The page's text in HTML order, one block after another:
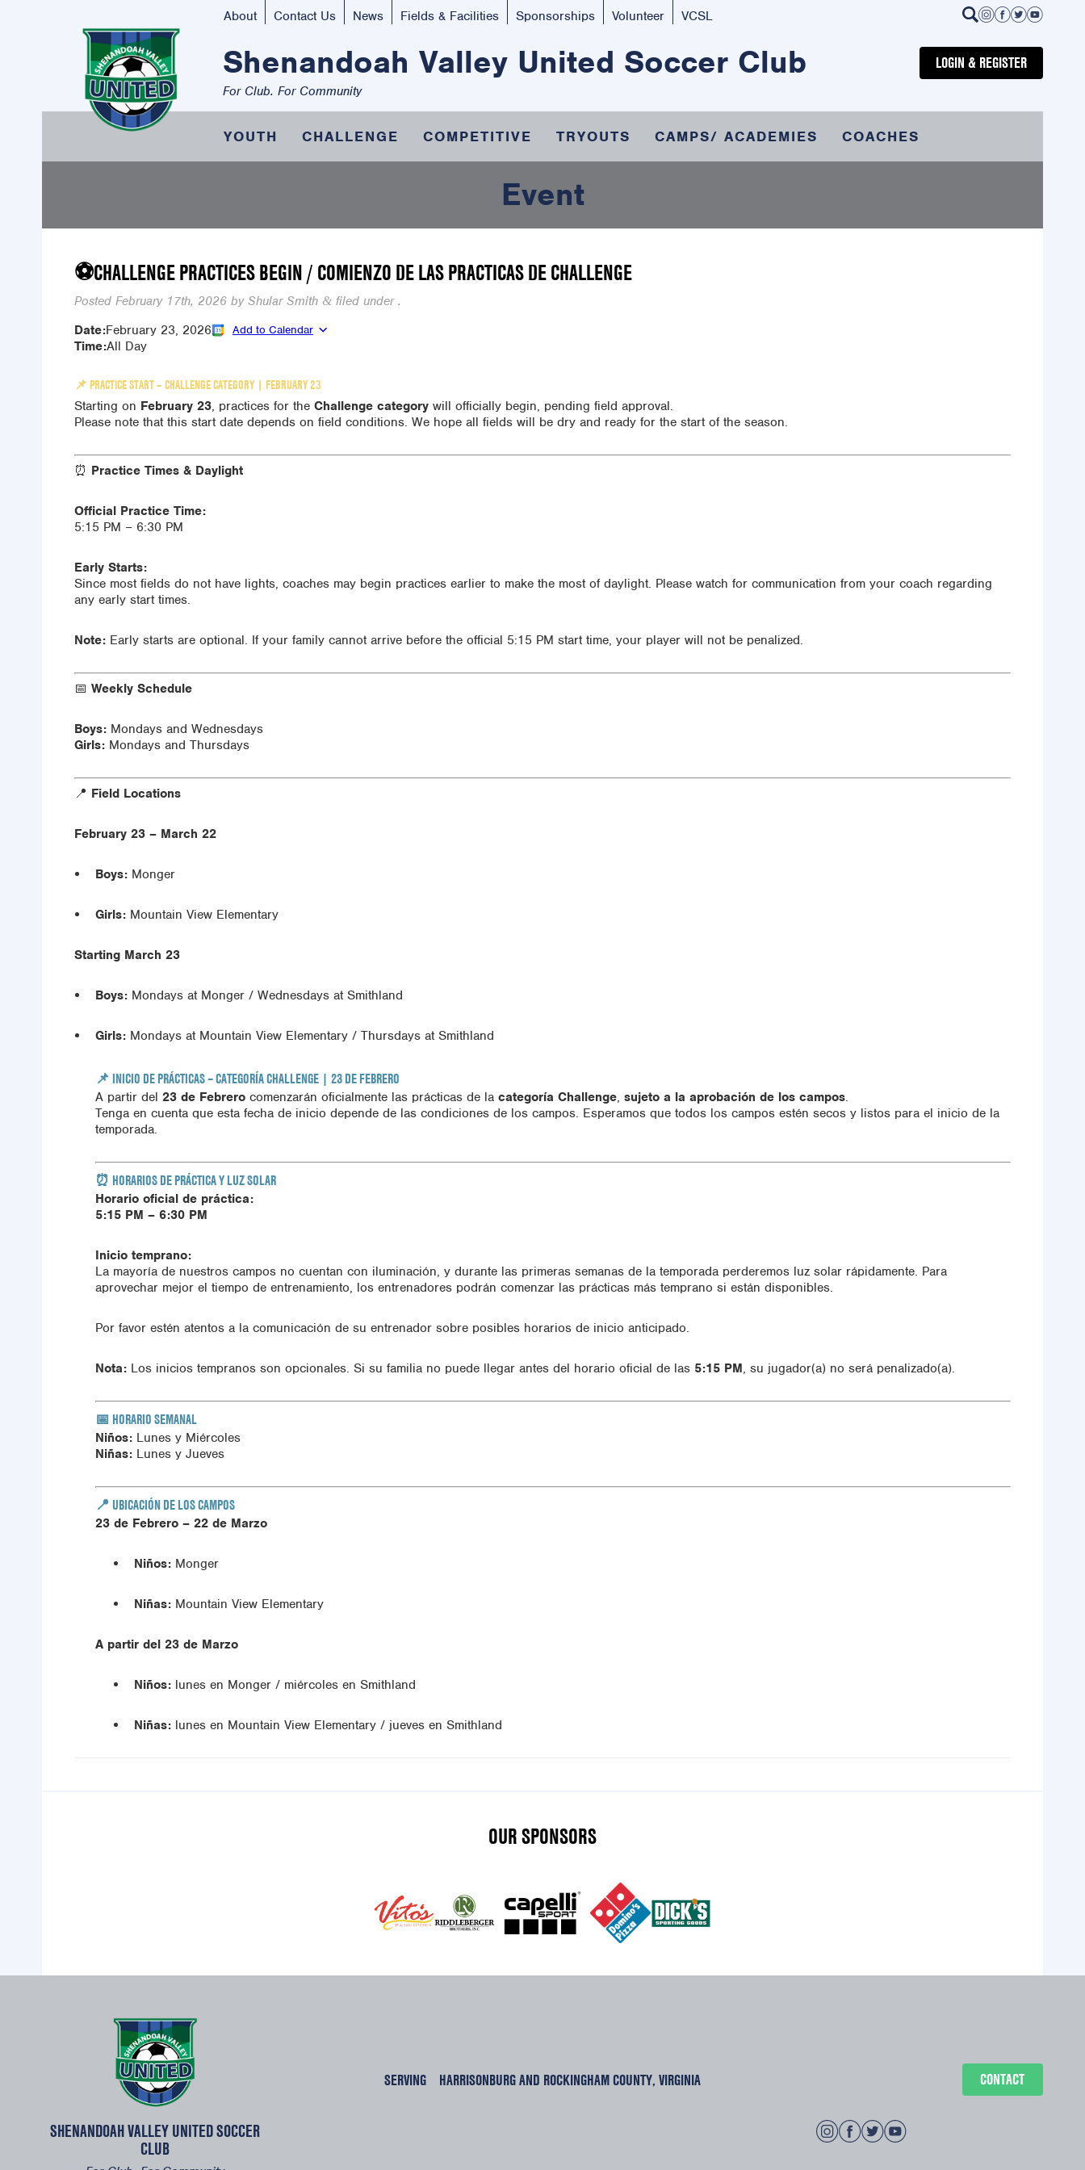
About Contact Us News Fields & Facilities Sponsorships Volunteer VCSL
Shenandoah Valley United Soccer Club
For Club. For Community
LOGIN & REGISTER
YOUTH CHALLENGE COMPETITIVE TRYOUTS CAMPS/ ACADEMIES COACHES
Event
⚽CHALLENGE PRACTICES BEGIN / COMIENZO DE LAS PRACTICAS DE CHALLENGE
Posted February 17th, 2026 by Shular Smith & filed under .
Date:February 23, 2026 Add to Calendar
Time:All Day
📌 PRACTICE START – CHALLENGE CATEGORY | FEBRUARY 23
Starting on February 23, practices for the Challenge category will officially begin, pending field approval.
Please note that this start date depends on field conditions. We hope all fields will be dry and ready for the start of the season.
⏰ Practice Times & Daylight
Official Practice Time:
5:15 PM – 6:30 PM
Early Starts:
Since most fields do not have lights, coaches may begin practices earlier to make the most of daylight. Please watch for communication from your coach regarding
any early start times.
Note: Early starts are optional. If your family cannot arrive before the official 5:15 PM start time, your player will not be penalized.
📅 Weekly Schedule
Boys: Mondays and Wednesdays
Girls: Mondays and Thursdays
📍 Field Locations
February 23 – March 22
Boys: Monger
Girls: Mountain View Elementary
Starting March 23
Boys: Mondays at Monger / Wednesdays at Smithland
Girls: Mondays at Mountain View Elementary / Thursdays at Smithland
📌 INICIO DE PRÁCTICAS – CATEGORÍA CHALLENGE | 23 DE FEBRERO
A partir del 23 de Febrero comenzarán oficialmente las prácticas de la categoría Challenge, sujeto a la aprobación de los campos.
Tenga en cuenta que esta fecha de inicio depende de las condiciones de los campos. Esperamos que todos los campos estén secos y listos para el inicio de la
temporada.
⏰ HORARIOS DE PRÁCTICA Y LUZ SOLAR
Horario oficial de práctica:
5:15 PM – 6:30 PM
Inicio temprano:
La mayoría de nuestros campos no cuentan con iluminación, y durante las primeras semanas de la temporada perderemos luz solar rápidamente. Para
aprovechar mejor el tiempo de entrenamiento, los entrenadores podrán comenzar las prácticas más temprano si están disponibles.
Por favor estén atentos a la comunicación de su entrenador sobre posibles horarios de inicio anticipado.
Nota: Los inicios tempranos son opcionales. Si su familia no puede llegar antes del horario oficial de las 5:15 PM, su jugador(a) no será penalizado(a).
📅 HORARIO SEMANAL
Niños: Lunes y Miércoles
Niñas: Lunes y Jueves
📍 UBICACIÓN DE LOS CAMPOS
23 de Febrero – 22 de Marzo
Niños: Monger
Niñas: Mountain View Elementary
A partir del 23 de Marzo
Niños: lunes en Monger / miércoles en Smithland
Niñas: lunes en Mountain View Elementary / jueves en Smithland
OUR SPONSORS
SHENANDOAH VALLEY UNITED SOCCER
CLUB
SERVING HARRISONBURG AND ROCKINGHAM COUNTY, VIRGINIA CONTACT